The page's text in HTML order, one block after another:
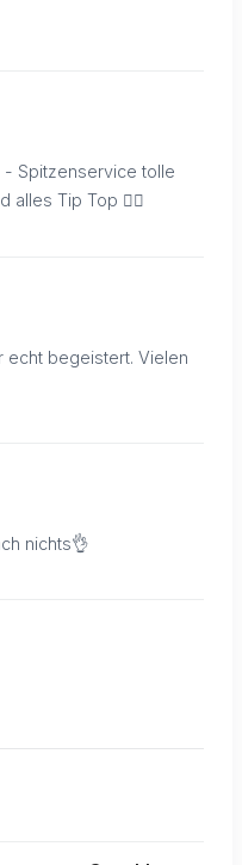
- Spitzenservice tolle
Tip Top 👍🏻
echt begeistert. Vielen
nichts👌